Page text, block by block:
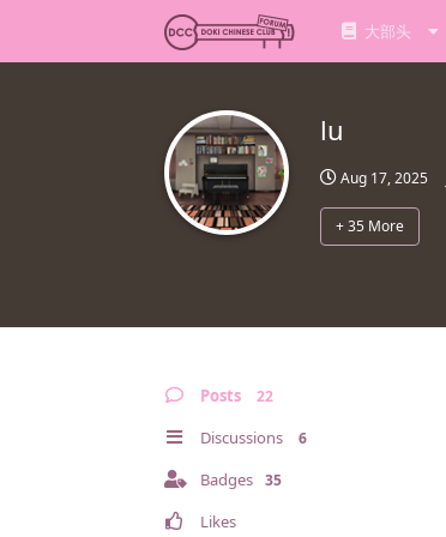
大部头
lu
Aug 17, 2025
+35 More
Posts 22
Discussions 6
Badges 35
Likes